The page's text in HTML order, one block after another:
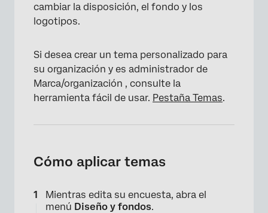
cambiar la disposición, el fondo y los
logotipos.
Si desea crear un tema personalizado para
su organización y es administrador de
Marca/organización , consulte la
herramienta fácil de usar. Pestaña Temas.
Cómo aplicar temas
Mientras edita su encuesta, abra el
menú Diseño y fondos.